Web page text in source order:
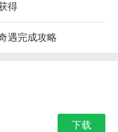
得
遇完成攻略
下载